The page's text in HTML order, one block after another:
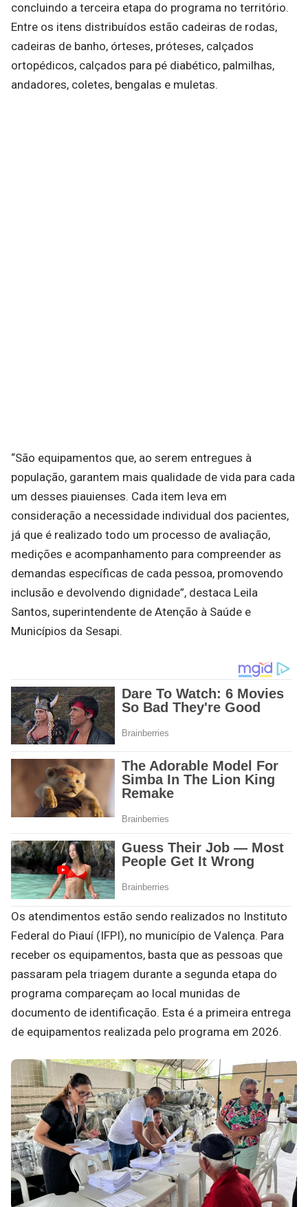
concluindo a terceira etapa do programa no território.
Entre os itens distribuídos estão cadeiras de rodas,
cadeiras de banho, órteses, próteses, calçados
ortopédicos, calçados para pé diabético, palmilhas,
andadores, coletes, bengalas e muletas.
“São equipamentos que, ao serem entregues à
população, garantem mais qualidade de vida para cada
um desses piauienses. Cada item leva em
consideração a necessidade individual dos pacientes,
já que é realizado todo um processo de avaliação,
medições e acompanhamento para compreender as
demandas específicas de cada pessoa, promovendo
inclusão e devolvendo dignidade”, destaca Leila
Santos, superintendente de Atenção à Saúde e
Municípios da Sesapi.
Os atendimentos estão sendo realizados no Instituto
Federal do Piauí (IFPI), no município de Valença. Para
receber os equipamentos, basta que as pessoas que
passaram pela triagem durante a segunda etapa do
programa compareçam ao local munidas de
documento de identificação. Esta é a primeira entrega
de equipamentos realizada pelo programa em 2026.